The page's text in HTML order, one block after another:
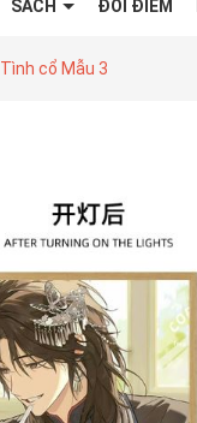
SÁCH ĐỔI ĐIỂM
cổ Mẫu 3